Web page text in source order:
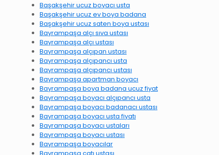
Başakşehir ucuz boyacı usta
Başakşehir ucuz ev boya badana
Başakşehir ucuz saten boya ustası
Bayrampaşa alçı sıva ustası
Bayrampaşa alçı ustası
Bayrampaşa alçıpan ustası
Bayrampaşa alçıpancı usta
Bayrampaşa alçıpancı ustası
Bayrampaşa apartman boyacı
Bayrampaşa boya badana ucuz fiyat
Bayrampaşa boyacı alçıpancı usta
Bayrampaşa boyacı badanacı ustası
Bayrampaşa boyacı usta fiyatı
Bayrampaşa boyacı ustaları
Bayrampaşa boyacı ustası
Bayrampaşa boyacılar